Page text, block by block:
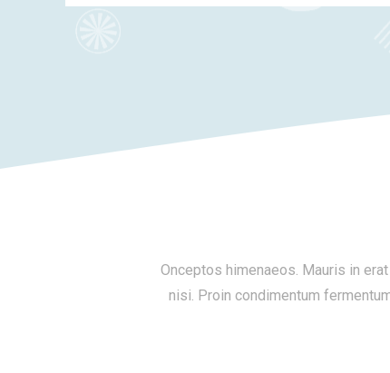
Onceptos himenaeos. Mauris in
nisi. Proin condimentum